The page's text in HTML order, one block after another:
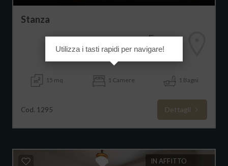
Stanza
Ferrara
Centro storico
15 mq 1 Camere 1 Bagni
Cod. 1295 Dettagli
IN AFFITTO
Utilizza i tasti rapidi per navigare!